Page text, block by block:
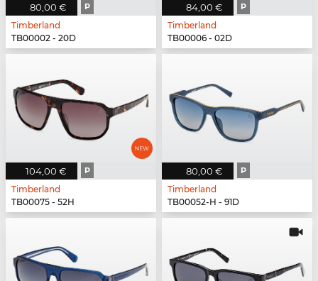
80,00 € P
Timberland
TB00002 - 20D
84,00 € P
Timberland
TB00006 - 02D
104,00 € P
Timberland
TB00075 - 52H
80,00 € P
Timberland
TB00052-H - 91D